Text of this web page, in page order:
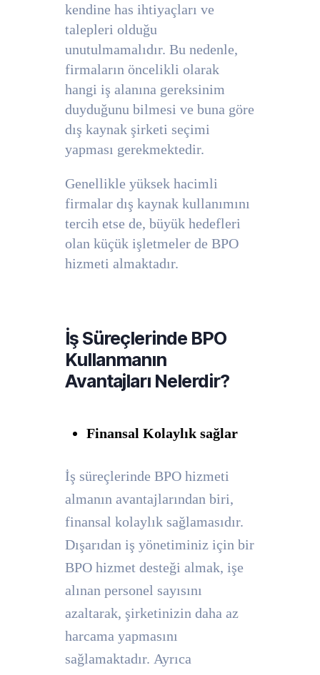
kendine has ihtiyaçları ve
talepleri olduğu
unutulmamalıdır. Bu nedenle,
firmaların öncelikli olarak
hangi iş alanına gereksinim
duyduğunu bilmesi ve buna göre
dış kaynak şirketi seçimi
yapması gerekmektedir.
Genellikle yüksek hacimli
firmalar dış kaynak kullanımını
tercih etse de, büyük hedefleri
olan küçük işletmeler de BPO
hizmeti almaktadır.
İş Süreçlerinde BPO
Kullanmanın
Avantajları Nelerdir?
Finansal Kolaylık sağlar
İş süreçlerinde BPO hizmeti
almanın avantajlarından biri,
finansal kolaylık sağlamasıdır.
Dışarıdan iş yönetiminiz için bir
BPO hizmet desteği almak, işe
alınan personel sayısını
azaltarak, şirketinizin daha az
harcama yapmasını
sağlamaktadır. Ayrıca